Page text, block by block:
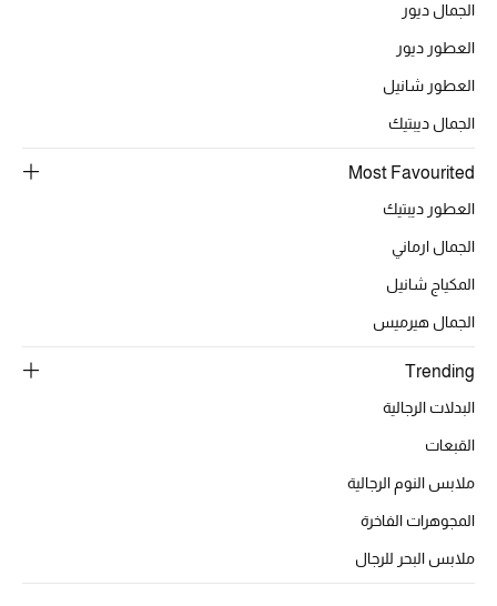
حصريًا عبر الإنترنت
جميع إصدارتنا النسائية
الحب للمحلي
الملابس الرياضية النسائية
حقائب وأحذية متطابقة
هدايا للنساء
جميع الملابس النسائية
الجمال ديور
العطور ديور
العطور شانيل
الجمال ديبتيك
Most Favourited
العطور ديبتيك
الجمال ارماني
المكياج شانيل
الجمال هيرميس
Trending
البدلات الرجالية
القبعات
ملابس النوم الرجالية
المجوهرات الفاخرة
ملابس البحر للرجال